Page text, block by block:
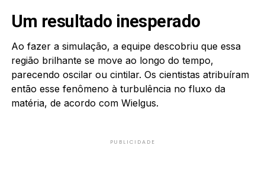
Um resultado inesperado
Ao fazer a simulação, a equipe descobriu que essa
região brilhante se move ao longo do tempo,
parecendo oscilar ou cintilar. Os cientistas atribuíram
então esse fenômeno à turbulência no fluxo da
matéria, de acordo com Wielgus.
PUBLICIDADE